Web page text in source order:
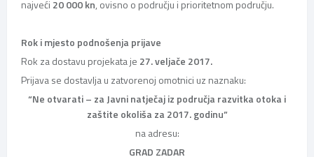
najveći 20 000 kn, ovisno o području i prioritetnom području.
Rok i mjesto podnošenja prijave
Rok za dostavu projekata je 27. veljače 2017.
Prijava se dostavlja u zatvorenoj omotnici uz naznaku:
“Ne otvarati – za Javni natječaj iz područja razvitka otoka i
zaštite okoliša za 2017. godinu”
na adresu:
GRAD ZADAR